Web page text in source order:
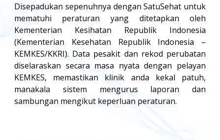
Disepadukan sepenuhnya dengan SatuSehat untuk
mematuhi peraturan yang ditetapkan oleh
Kementerian Kesihatan Republik Indonesia
(Kementerian Kesehatan Republik Indonesia –
KEMKES/KKRI). Data pesakit dan rekod perubatan
diselaraskan secara masa nyata dengan pelayan
KEMKES, memastikan klinik anda kekal patuh,
manakala sistem mengurus laporan dan
sambungan mengikut keperluan peraturan.